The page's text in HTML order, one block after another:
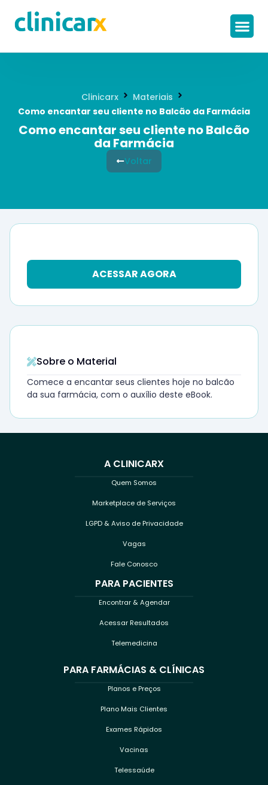
Clinicarx
Materiais
Como encantar seu cliente no Balcão da Farmácia
Como encantar seu cliente no Balcão
da Farmácia
Voltar
ACESSAR AGORA
Sobre o Material
Comece a encantar seus clientes hoje no balcão
da sua farmácia, com o auxílio deste eBook.
A CLINICARX
Quem Somos
Marketplace de Serviços
LGPD & Aviso de Privacidade
Vagas
Fale Conosco
PARA PACIENTES
Encontrar & Agendar
Acessar Resultados
Telemedicina
PARA FARMÁCIAS & CLÍNICAS
Planos e Preços
Plano Mais Clientes
Exames Rápidos
Vacinas
Telessaúde